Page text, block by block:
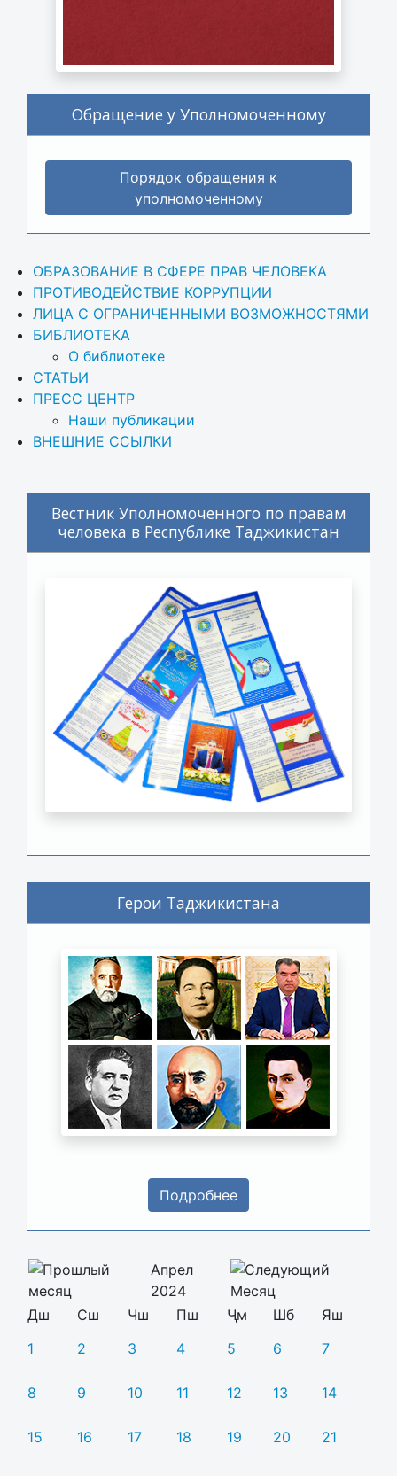
Обращение у Уполномоченному
Порядок обращения к
уполномоченному
ОБРАЗОВАНИЕ В СФЕРЕ ПРАВ ЧЕЛОВЕКА
ПРОТИВОДЕЙСТВИЕ КОРРУПЦИИ
ЛИЦА С ОГРАНИЧЕННЫМИ ВОЗМОЖНОСТЯМИ
БИБЛИОТЕКА
О библиотеке
СТАТЬИ
ПРЕСС ЦЕНТР
Наши публикации
ВНЕШНИЕ ССЫЛКИ
Вестник Уполномоченного по правам
человека в Республике Таджикистан
Герои Таджикистана
Подробнее
Апрел
2024
Дш
Сш Чш Пш Ҷм Шб
Яш
1
2 3 4 5 6 7
8 9 10 11 12 13 14
15 16 17 18 19 20 21